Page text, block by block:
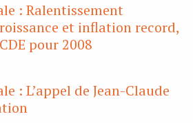
: Ralentissement
et inflation record,
pour 2008
: L’appel de Jean-Claude